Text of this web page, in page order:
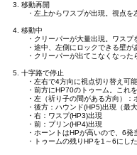
3. 移動再開
・左上からワスプが出現。視点を左
4. 移動中
・クリーパーが大量出現。ワスプを
・途中、左側にロックできる壁があ
・クリーパーが出てこなくなったら
5. 十字路で停止
・左右で4方向に視点切り替え可能
・前方にHP70のトゥーム。これを
・左（祈り子の間がある方向）：ホ
・後方：ハウンド(HP5)出現（最大2
・右：ワスプ(HP3)出現
・前：プリン(HP4)出現
・ホーントはHPが高いので、6発当
・トゥームの残りHPを1～6にした